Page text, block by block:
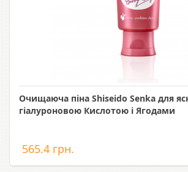
Очищаюча піна Shiseido Senka для
гіалуроновою Кислотою і Ягодами
565.4 грн.